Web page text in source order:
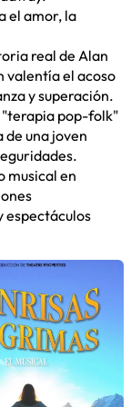
el amor, la
real de Alan
valentía el acoso
y superación.
"terapia pop-folk"
de una joven
musical en
espectáculos